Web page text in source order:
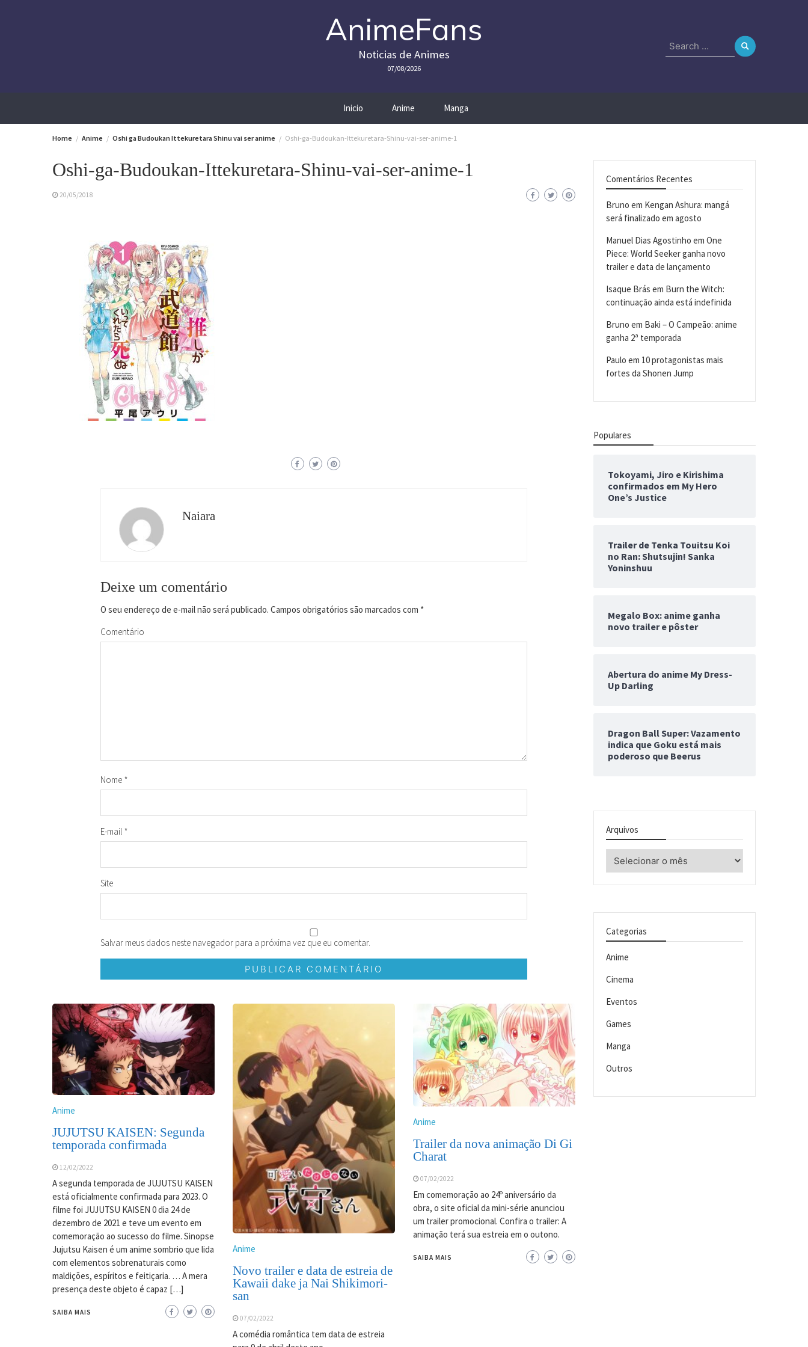
AnimeFans
Noticias de Animes
07/08/2026
Search
for:
Inicio Anime Manga
Home Anime Oshi ga Budoukan Ittekuretara Shinu vai ser anime Oshi-ga-Budoukan-Ittekuretara-Shinu-vai-ser-anime-1
Oshi-ga-Budoukan-Ittekuretara-Shinu-vai-ser-anime-1
20/05/2018
Naiara
Deixe um comentário
O seu endereço de e-mail não será publicado. Campos obrigatórios são marcados com *
Comentário
Nome *
E-mail *
Site
Salvar meus dados neste navegador para a próxima vez que eu comentar.
Anime
JUJUTSU KAISEN: Segunda
temporada confirmada
12/02/2022
A segunda temporada de JUJUTSU KAISEN
está oficialmente confirmada para 2023. O
filme foi JUJUTSU KAISEN 0 dia 24 de
dezembro de 2021 e teve um evento em
comemoração ao sucesso do filme. Sinopse
Jujutsu Kaisen é um anime sombrio que lida
com elementos sobrenaturais como
maldições, espíritos e feitiçaria. … A mera
presença deste objeto é capaz […]
SAIBA MAIS
Anime
Novo trailer e data de estreia de
Kawaii dake ja Nai Shikimori-
san
07/02/2022
A comédia romântica tem data de estreia
Anime
Trailer da nova animação Di Gi
Charat
07/02/2022
Em comemoração ao 24º aniversário da
obra, o site oficial da mini-série anunciou
um trailer promocional. Confira o trailer: A
animação terá sua estreia em o outono.
SAIBA MAIS
Comentários Recentes
Bruno em Kengan Ashura: mangá
será finalizado em agosto
Manuel Dias Agostinho em One
Piece: World Seeker ganha novo
trailer e data de lançamento
Isaque Brás em Burn the Witch:
continuação ainda está indefinida
Bruno em Baki – O Campeão: anime
ganha 2ª temporada
Paulo em 10 protagonistas mais
fortes da Shonen Jump
Populares
Tokoyami, Jiro e Kirishima
confirmados em My Hero
One’s Justice
Trailer de Tenka Touitsu Koi
no Ran: Shutsujin! Sanka
Yoninshuu
Megalo Box: anime ganha
novo trailer e pôster
Abertura do anime My Dress-
Up Darling
Dragon Ball Super: Vazamento
indica que Goku está mais
poderoso que Beerus
Arquivos
Arquivos
Categorias
Anime
Cinema
Eventos
Games
Manga
Outros